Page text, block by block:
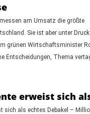
am Umsatz die größte
Sie ist aber unter
grünen Wirtschaftsminister
Entscheidungen, Thema
erweist sich
sich als echtes Debakel –